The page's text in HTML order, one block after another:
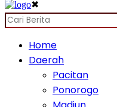
✖
Home
Daerah
Pacitan
Ponorogo